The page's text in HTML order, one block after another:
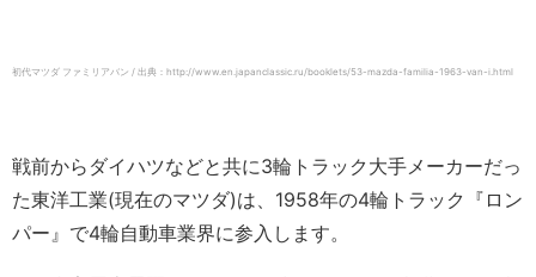
初代マツダ ファミリアバン / 出典：http://www.en.japanclassic.ru/booklets/53-mazda-familia-1963-van-i.html
戦前からダイハツなどと共に3輪トラック大手メーカーだっ
た東洋工業(現在のマツダ)は、1958年の4輪トラック『ロン
パー』で4輪自動車業界に参入します。